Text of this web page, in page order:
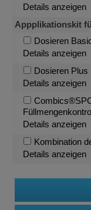
Details anzeigen
Appplikationskit
Dosieren
Details anzeigen
Dosieren Plus
Details anzeigen
Details anzeigen
Kombination
Details anzeigen